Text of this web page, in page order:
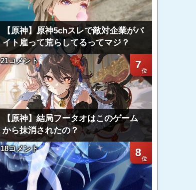
【原神】原神5chスレで敵対企業がバ
イト雇って荒らしてるってマジ？
7
21コメント
【原神】結局フータオはこのゲーム
から抹消されたの？
8
18コメント